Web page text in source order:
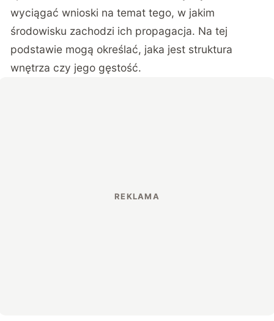
wyciągać wnioski na temat tego, w jakim
środowisku zachodzi ich propagacja. Na tej
podstawie mogą określać, jaka jest struktura
wnętrza czy jego gęstość.